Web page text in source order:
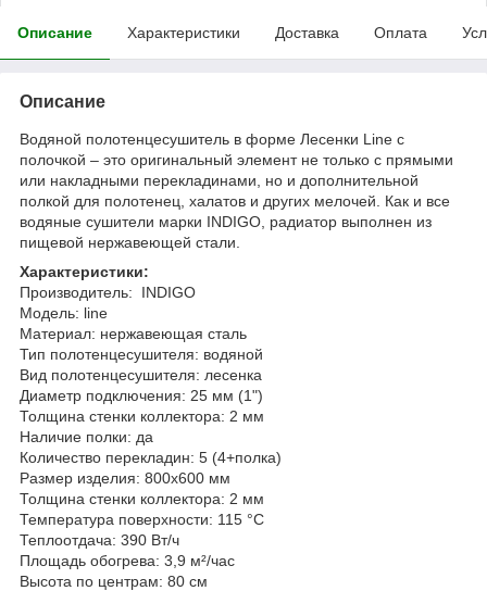
Описание Характеристики Доставка Оплата
Описание
Водяной полотенцесушитель в форме Лесенки Line с
полочкой – это оригинальный элемент не только с прямыми
или накладными перекладинами, но и дополнительной
полкой для полотенец, халатов и других мелочей. Как и все
водяные сушители марки INDIGO, радиатор выполнен из
пищевой нержавеющей стали.
Характеристики:
Производитель: INDIGO
Модель: line
Материал: нержавеющая сталь
Тип полотенцесушителя: водяной
Вид полотенцесушителя: лесенка
Диаметр подключения: 25 мм (1")
Толщина стенки коллектора: 2 мм
Наличие полки: да
Количество перекладин: 5 (4+полка)
Размер изделия: 800x600 мм
Толщина стенки коллектора: 2 мм
Температура поверхности: 115 °С
Теплоотдача: 390 Вт/ч
Площадь обогрева: 3,9 м²/час
Высота по центрам: 80 см